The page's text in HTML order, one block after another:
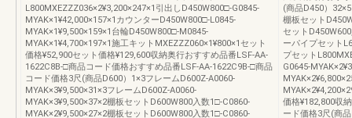
L800MXEZZZ036×2¥3,200×247×1引出しD450W800□-G0845-
MYAK×1¥42,000×157×1カウンターD450W800□-L0845-
MYAK×1¥9,500×159×1台輪D450W800□-M0845-
MYAK×1¥4,700×197×1施工キットMXEZZZ060×1¥800×1セット
価格¥52,900セット価格¥129,600収納奥行おすすめ品番LSF-AA-
1622C8B-□商品コード価格おすすめ品番LSF-AA-1622C9B-□商品
コード価格3尺(商品D600）1×3フレームD600Z-A0060-
MYAK×3¥9,500×31×3フレームD600Z-A0060-
MYAK×3¥9,500×37×2棚板セットD600W800入数1□-C0860-
MYAK×2¥9,500×27×2棚板セットD600W800入数1□-C0860-
(商品D450）
棚板セット
セット
ーパイプセット
プセット
G0645-
価格¥182,800収
ード価格3尺(商